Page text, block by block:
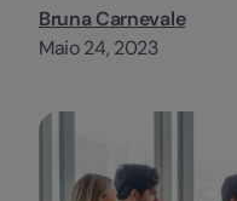
Bruna Carnevale
Maio 24, 2023